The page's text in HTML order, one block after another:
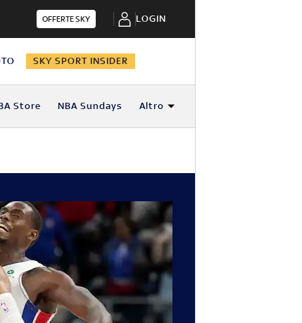
OFFERTE SKY LOGIN
SKY SPORT INSIDER
Store NBA Sundays Altro